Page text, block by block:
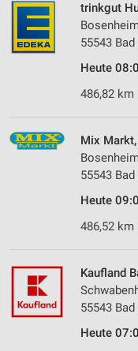
trinkgut
55543
Heute
486,82 km
Mix
55543
Heute
486,52 km
Kaufland
55543
Heute